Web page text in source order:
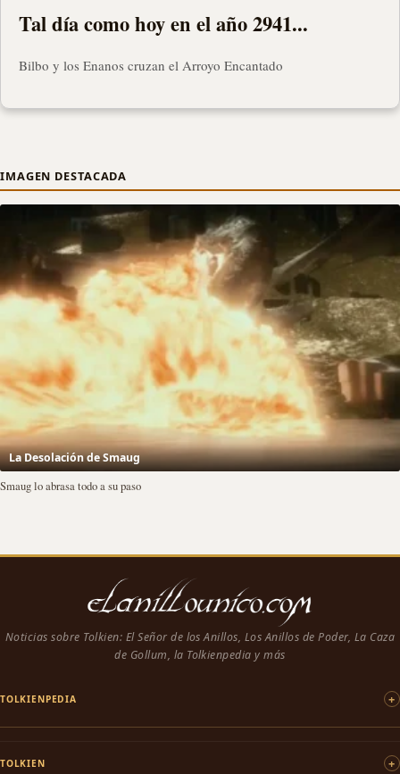
Tal día como hoy en el año 2941...
Bilbo y los Enanos cruzan el Arroyo Encantado
IMAGEN DESTACADA
La Desolación de Smaug
Smaug lo abrasa todo a su paso
Noticias sobre Tolkien: El Señor de los Anillos, Los Anillos de Poder, La Caza
de Gollum, la Tolkienpedia y más
TOLKIENPEDIA
TOLKIEN